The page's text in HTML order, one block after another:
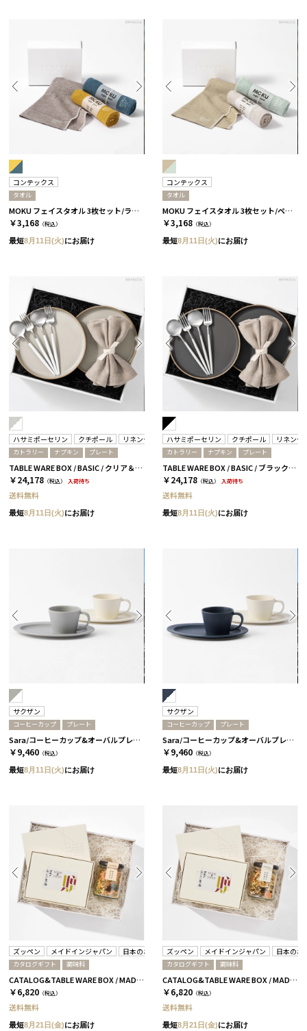
コンテックス
タオル
MOKU フェイスタオル 3枚セット/ライト［コンテックス］
￥3,168 （税込）
最短8月11日(火)にお届け
コンテックス
タオル
MOKU フェイスタオル 3枚セット/ペール［コンテックス］
￥3,168 （税込）
最短8月11日(火)にお届け
ハサミポーセリン クチポール リネンテイルズ
カトラリー ナプキン プレート
TABLE WARE BOX / BASIC / クリア＆ホワイトシルバー
￥24,178 （税込） 入荷待ち
送料無料
最短8月11日(火)にお届け
ハサミポーセリン クチポール リネンテ
カトラリー ナプキン プレート
TABLE WARE BOX / BASIC / ブラック＆ホワイトシルバー
￥24,178 （税込） 入荷待ち
送料無料
最短8月11日(火)にお届け
サクザン
コーヒーカップ プレート
Sara/コーヒーカップ&オーバルプレート 4個セット/グレー＆ホワイト［サクザン］
￥9,460 （税込）
最短8月11日(火)にお届け
サクザン
コーヒーカップ プレート
Sara/コーヒーカップ&オーバルプレート 4個セット/ネイビー＆ホワイト［サクザン］
￥9,460 （税込）
最短8月11日(火)にお届け
ズッペン メイドインジャパン 日本のおいしい食べ物
カタログギフト 調味料
CATALOG&TABLE WARE BOX / MADE IN JAPAN / ズッペン タマネギベース / 全4種 C MJ06＋橙
￥6,820 （税込）
送料無料
最短8月21日(金)にお届け
ズッペン メイドインジャパン 日本のお
カタログギフト 調味料
CATALOG&TABLE WARE BOX / MADE IN JAPAN / ズッペン キノコベース / 全4種 C MJ06＋橙
￥6,820 （税込）
送料無料
最短8月21日(金)にお届け